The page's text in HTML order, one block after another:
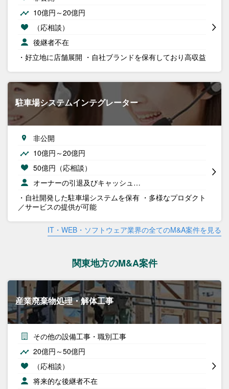
10億円～20億円
（応相談）
後継者不在
・好立地に店舗展開 ・自社ブランドを保有しており高収益
駐車場システムインテグレーター
非公開
10億円～20億円
50億円（応相談）
オーナーの引退及びキャッシュ…
・自社開発した駐車場システムを保有 ・多様なプロダクト
／サービスの提供が可能
IT・WEB・ソフトウェア業界の全てのM&A案件を見る
関東地方のM&A案件
産業廃棄物処理・解体工事
その他の設備工事・職別工事
20億円～50億円
（応相談）
将来的な後継者不在